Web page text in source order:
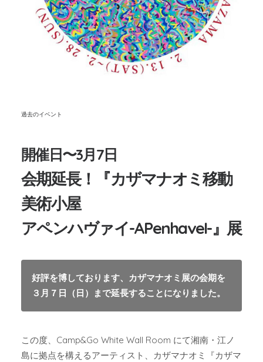
過去のイベント
開催日〜3月7日
会期延長！『カザマナオミ移動
美術小屋
アペンハヴァイ-APenhaveI-』展
好評を博しております、カザマナオミ展の会期を
３月７日（日）まで延長することになりました。
この度、Camp&Go White Wall Room にて湘南・江ノ
島に拠点を構えるアーティスト、カザマナオミ『カザマ